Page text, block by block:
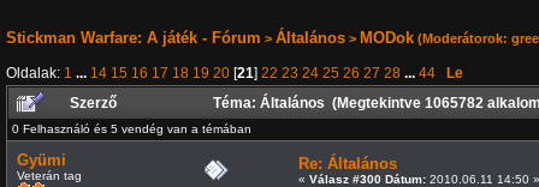
Stickman Warfare: A játék - Fórum > Általános> MODok(Moderátorok:
Oldalak: 1 ... 14 15 16 17 18 19 20[21] 22 23 24 25 26 27 28 ... 44
Le
Szerző
Téma: Általános (Megtekintve 1065782
0 Felhasználó és 5 vendég van a témában
Gyümi
Veterán tag
Re: Általános
« Válasz #300 Dátum:2010.06.11 14:50 »